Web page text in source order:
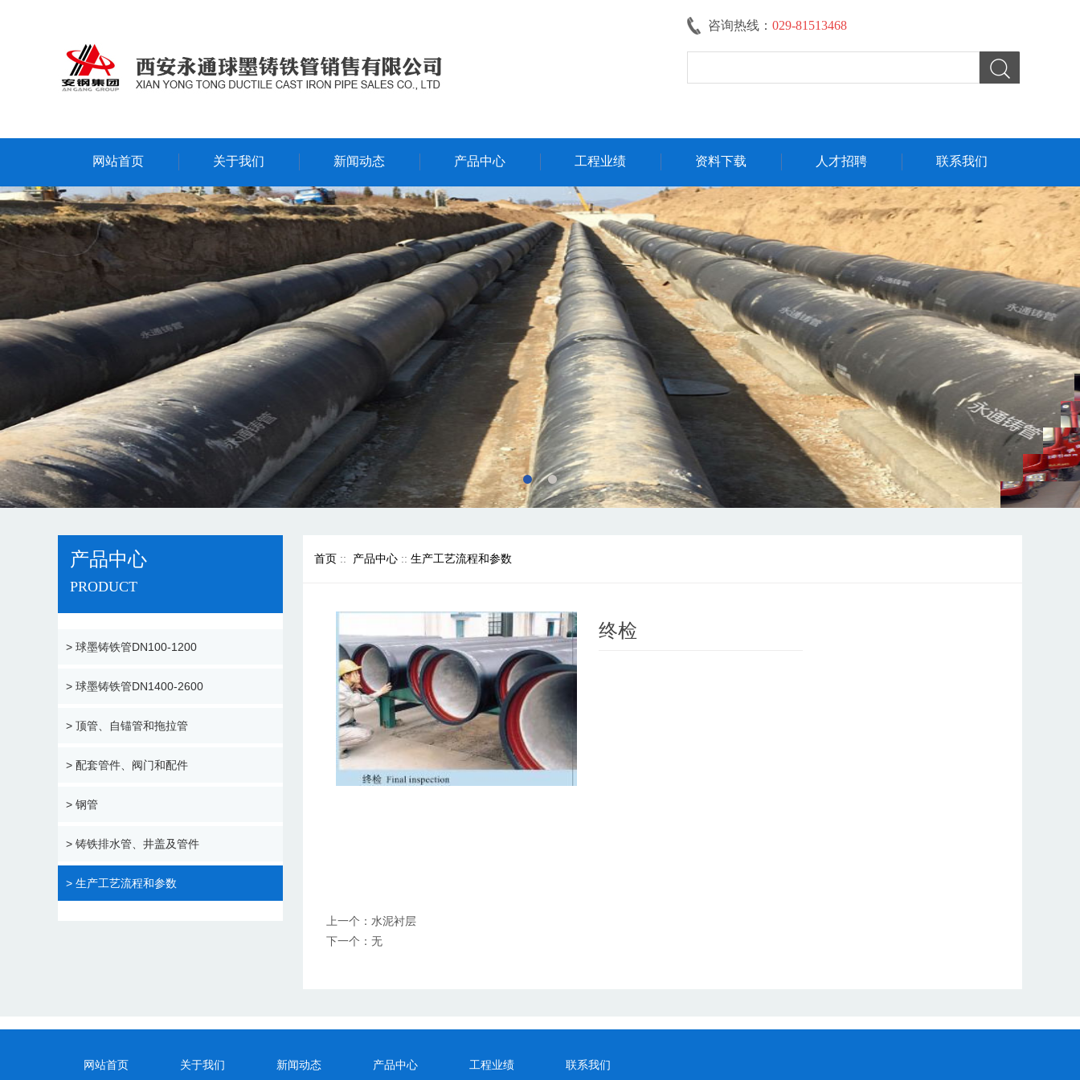
咨询热线： 029-81513468
网站首页 关于我们 新闻动态 产品中心 工程业绩 资料下载 人才招聘 联系我们
产品中心
PRODUCT
> 球墨铸铁管DN100-1200
> 球墨铸铁管DN1400-2600
> 顶管、自锚管和拖拉管
> 配套管件、阀门和配件
> 钢管
> 铸铁排水管、井盖及管件
> 生产工艺流程和参数
首页 :: 产品中心 :: 生产工艺流程和参数
终检
上一个： 水泥衬层
下一个：无
网站首页 关于我们 新闻动态 产品中心 工程业绩 联系我们